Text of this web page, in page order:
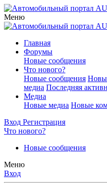
Меню
Главная
Форумы
Новые сообщения
Что нового?
Новые сообщения
медиа Последняя
Медиа
Новые медиа Новые
Вход Регистрация
Что нового?
Новые сообщения
Меню
Вход